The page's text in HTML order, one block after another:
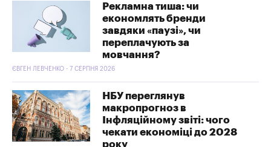
Рекламна тиша: чи
економлять бренди
завдяки «паузі», чи
переплачують за
мовчання?
ЄВГЕН ЛЕВЧЕНКО - 7 СЕРПНЯ 2026
НБУ переглянув
макропрогноз в
Інфляційному звіті: чого
чекати економіці до 2028
року